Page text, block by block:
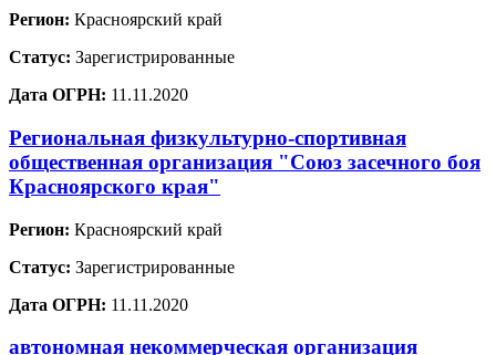
Регион: Красноярский край
Статус: Зарегистрированные
Дата ОГРН: 11.11.2020
Региональная физкультурно-спортивная
общественная организация "Союз засечного боя
Красноярского края"
Регион: Красноярский край
Статус: Зарегистрированные
Дата ОГРН: 11.11.2020
автономная некоммерческая организация